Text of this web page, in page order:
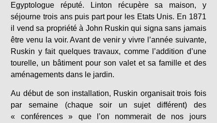
Egyptologue réputé. Linton récupère sa maison, y
séjourne trois ans puis part pour les Etats Unis. En 1871
il vend sa propriété à John Ruskin qui signa sans jamais
être venu la voir. Avant de venir y vivre l’année suivante,
Ruskin y fait quelques travaux, comme l’addition d’une
tourelle, un bâtiment pour son valet et sa famille et des
aménagements dans le jardin.
Au début de son installation, Ruskin organisait trois fois
par semaine (chaque soir un sujet différent) des
« conférences » que l’on nommerait de nos jours